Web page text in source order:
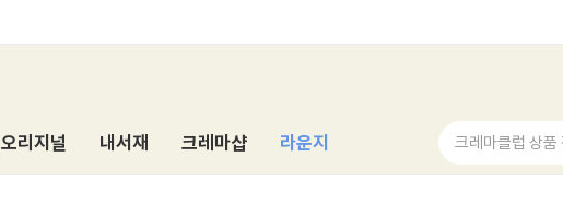
오리지널 내서재 크레마샵 라운지 크레마클럽 상품